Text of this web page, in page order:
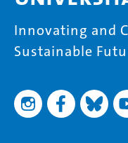
Innovating and
Sustainable